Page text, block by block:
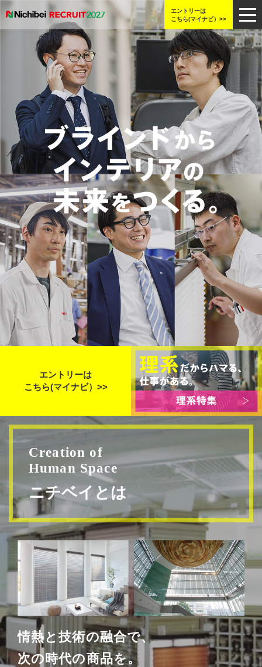
エントリーは
こちら(マイナビ）>>
エントリーは
こちら(マイナビ）>>
Creation of
Human Space
ニチベイとは
情熱と技術の融合で、
次の時代の商品を。